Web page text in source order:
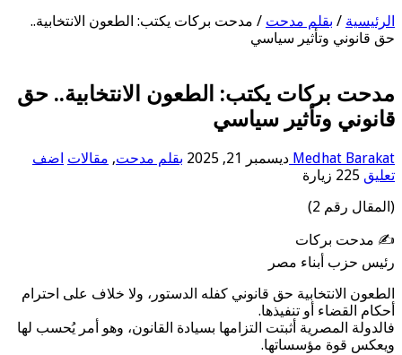
الرئيسية / بقلم مدحت / مدحت بركات يكتب: الطعون الانتخابية..
حق قانوني وتأثير سياسي
مدحت بركات يكتب: الطعون الانتخابية.. حق
قانوني وتأثير سياسي
Medhat Barakat ديسمبر 21, 2025 بقلم مدحت, مقالات اضف
تعليق 225 زيارة
(المقال رقم 2)
✍️ مدحت بركات
رئيس حزب أبناء مصر
الطعون الانتخابية حق قانوني كفله الدستور، ولا خلاف على احترام
أحكام القضاء أو تنفيذها.
فالدولة المصرية أثبتت التزامها بسيادة القانون، وهو أمر يُحسب لها
ويعكس قوة مؤسساتها.